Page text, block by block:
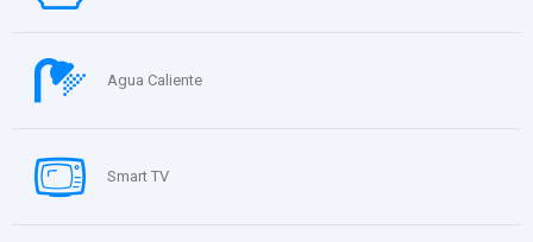
Agua Caliente
Smart TV